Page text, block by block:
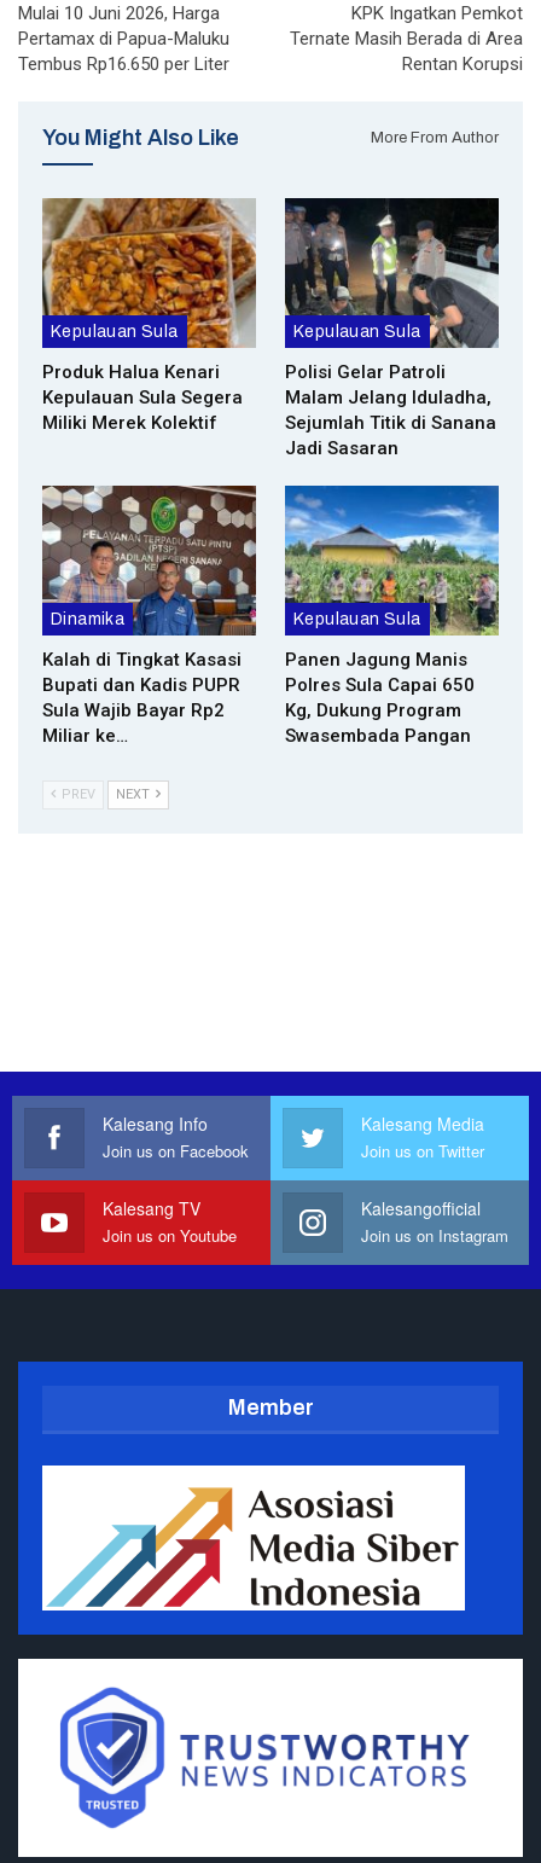
Mulai 10 Juni 2026, Harga
Pertamax di Papua-Maluku
Tembus Rp16.650 per Liter
KPK Ingatkan Pemkot
Ternate Masih Berada di Area
Rentan Korupsi
You Might Also Like More From Author
Kepulauan Sula
Produk Halua Kenari
Kepulauan Sula Segera
Miliki Merek Kolektif
Kepulauan Sula
Polisi Gelar Patroli
Malam Jelang Iduladha,
Sejumlah Titik di Sanana
Jadi Sasaran
Dinamika
Kalah di Tingkat Kasasi
Bupati dan Kadis PUPR
Sula Wajib Bayar Rp2
Miliar ke…
Kepulauan Sula
Panen Jagung Manis
Polres Sula Capai 650
Kg, Dukung Program
Swasembada Pangan
PREV NEXT
Kalesang Info
Join us on Facebook
Kalesang Media
Join us on Twitter
Kalesang TV
Join us on Youtube
Kalesangofficial
Join us on Instagram
Member